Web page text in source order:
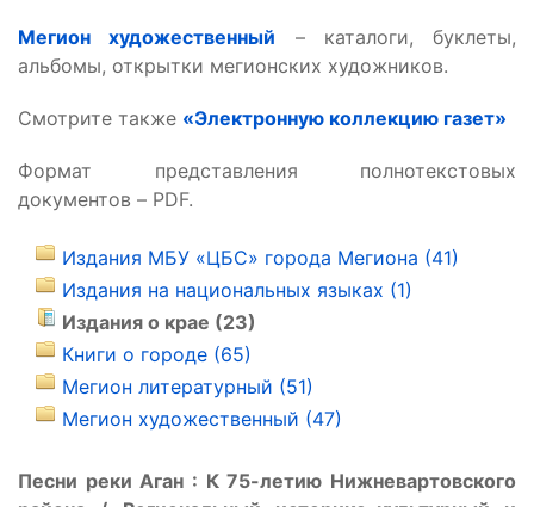
Мегион художественный – каталоги, буклеты,
альбомы, открытки мегионских художников.
Смотрите также «Электронную коллекцию газет»
Формат представления полнотекстовых
документов – PDF.
Издания МБУ «ЦБС» города Мегиона (41)
Издания на национальных языках (1)
Издания о крае (23)
Книги о городе (65)
Мегион литературный (51)
Мегион художественный (47)
Песни реки Аган : К 75-летию Нижневартовского